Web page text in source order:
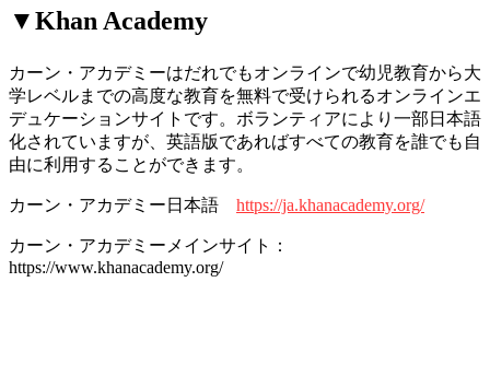
▼Khan Academy
カーン・アカデミーはだれでもオンラインで幼児教育から大
学レベルまでの高度な教育を無料で受けられるオンラインエ
デュケーションサイトです。ボランティアにより一部日本語
化されていますが、英語版であればすべての教育を誰でも自
由に利用することができます。
カーン・アカデミー日本語 https://ja.khanacademy.org/
カーン・アカデミーメインサイト：
https://www.khanacademy.org/